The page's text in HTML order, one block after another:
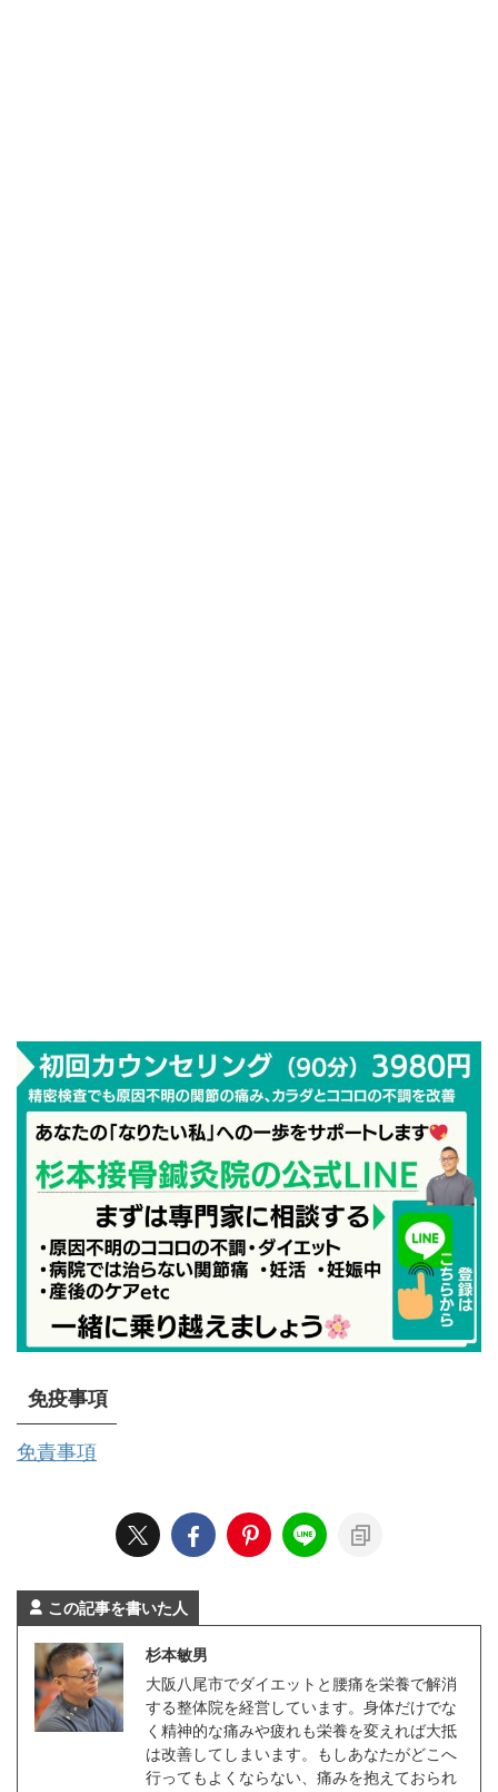
免疫事項
免責事項
この記事を書いた人
杉本敏男
大阪八尾市でダイエットと腰痛を栄養で解消
する整体院を経営しています。身体だけでな
く精神的な痛みや疲れも栄養を変えれば大抵
は改善してしまいます。もしあなたがどこへ
行ってもよくならない、痛みを抱えておられ